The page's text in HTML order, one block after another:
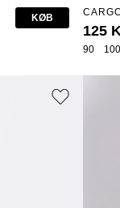
KØB
90 100
125